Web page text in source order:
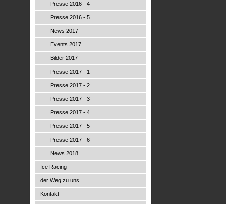
Presse 2016 - 4
Presse 2016 - 5
News 2017
Events 2017
Bilder 2017
Presse 2017 - 1
Presse 2017 - 2
Presse 2017 - 3
Presse 2017 - 4
Presse 2017 - 5
Presse 2017 - 6
News 2018
Ice Racing
der Weg zu uns
Kontakt